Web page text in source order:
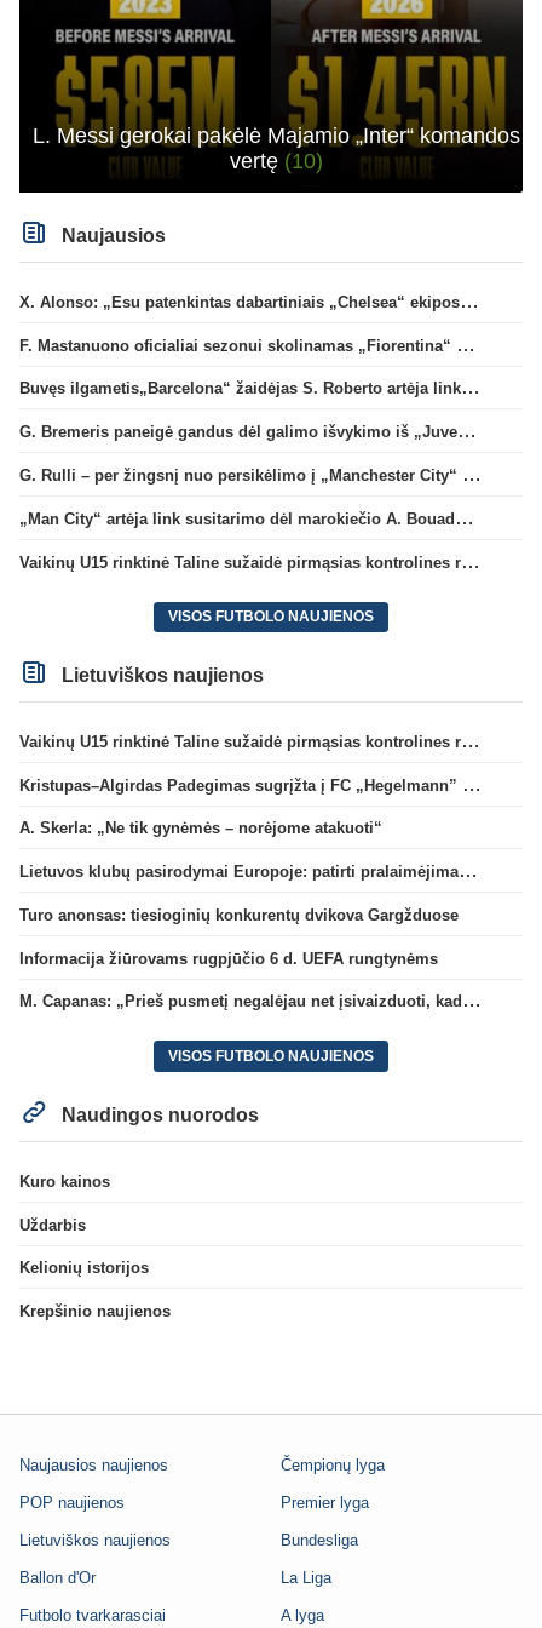
L. Messi gerokai pakėlė Majamio „Inter“ komandos
vertę (10)
Naujausios
X. Alonso: „Esu patenkintas dabartiniais „Chelsea“ ekipos vartininkais“
F. Mastanuono oficialiai sezonui skolinamas „Fiorentina“ ekipai
Buvęs ilgametis„Barcelona“ žaidėjas S. Roberto artėja link persikėlimo į MLS
G. Bremeris paneigė gandus dėl galimo išvykimo iš „Juventus“ klubo
G. Rulli – per žingsnį nuo persikėlimo į „Manchester City“ klubą
„Man City“ artėja link susitarimo dėl marokiečio A. Bouaddi persikėlimo
Vaikinų U15 rinktinė Taline sužaidė pirmąsias kontrolines rungtynes
VISOS FUTBOLO NAUJIENOS
Lietuviškos naujienos
Vaikinų U15 rinktinė Taline sužaidė pirmąsias kontrolines rungtynes
Kristupas–Algirdas Padegimas sugrįžta į FC „Hegelmann” B sudėtį
A. Skerla: „Ne tik gynėmės – norėjome atakuoti“
Lietuvos klubų pasirodymai Europoje: patirti pralaimėjimai Kroatijos atstovams
Turo anonsas: tiesioginių konkurentų dvikova Gargžduose
Informacija žiūrovams rugpjūčio 6 d. UEFA rungtynėms
M. Capanas: „Prieš pusmetį negalėjau net įsivaizduoti, kad žaisime prieš „Hajduk“
VISOS FUTBOLO NAUJIENOS
Naudingos nuorodos
Kuro kainos
Uždarbis
Kelionių istorijos
Krepšinio naujienos
Naujausios naujienos
POP naujienos
Lietuviškos naujienos
Ballon d'Or
Futbolo tvarkarasciai
Čempionų lyga
Premier lyga
Bundesliga
La Liga
A lyga